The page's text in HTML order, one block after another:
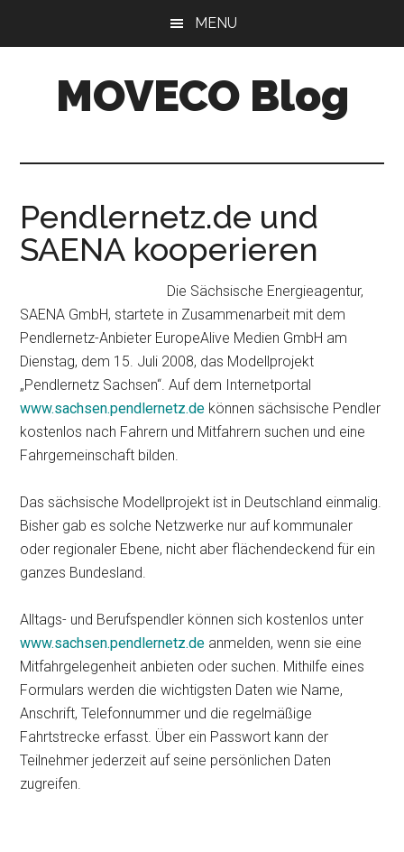
MENU
MOVECO Blog
aus
Bonn
Pendlernetz.de und
SAENA kooperieren
Die Sächsische Energieagentur,
SAENA GmbH, startete in Zusammenarbeit mit dem
Pendlernetz-Anbieter EuropeAlive Medien GmbH am
Dienstag, dem 15. Juli 2008, das Modellprojekt
„Pendlernetz Sachsen“. Auf dem Internetportal
www.sachsen.pendlernetz.de können sächsische Pendler
kostenlos nach Fahrern und Mitfahrern suchen und eine
Fahrgemeinschaft bilden.
Das sächsische Modellprojekt ist in Deutschland einmalig.
Bisher gab es solche Netzwerke nur auf kommunaler
oder regionaler Ebene, nicht aber flächendeckend für ein
ganzes Bundesland.
Alltags- und Berufspendler können sich kostenlos unter
www.sachsen.pendlernetz.de anmelden, wenn sie eine
Mitfahrgelegenheit anbieten oder suchen. Mithilfe eines
Formulars werden die wichtigsten Daten wie Name,
Anschrift, Telefonnummer und die regelmäßige
Fahrtstrecke erfasst. Über ein Passwort kann der
Teilnehmer jederzeit auf seine persönlichen Daten
zugreifen.